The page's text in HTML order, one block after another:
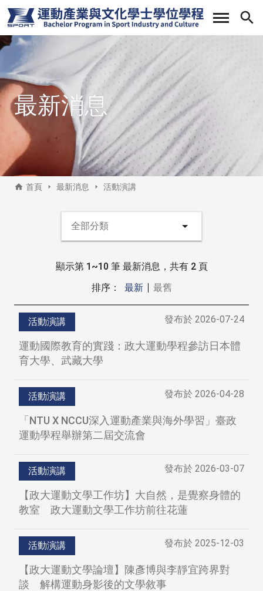
移
至
主
內
最新消息
首頁 最新消息 活動演講
最新消息側邊
顯示第 1~10 筆 最新消息，共有 2 頁
排序：
最舊
最新
活動演講 發布於 2026-07-24
運動國際教育的實踐：政大運動學程參訪日本體
育大學、武藏大學
活動演講 發布於 2026-04-28
「NTU X NCCU深入運動產業與海外學習」臺政
運動學程舉辦第二屆交流會
活動演講 發布於 2026-03-07
【政大運動文學工作坊】大自然，是覺察身體的
教室 政大運動文學工作坊前往花蓮
活動演講 發布於 2025-12-03
【政大運動文學論壇】陳彥博與李靜宜跨界對
談 解構運動身影後的文學敘事